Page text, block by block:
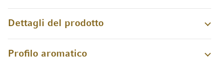
Dettagli del prodotto
Profilo aromatico